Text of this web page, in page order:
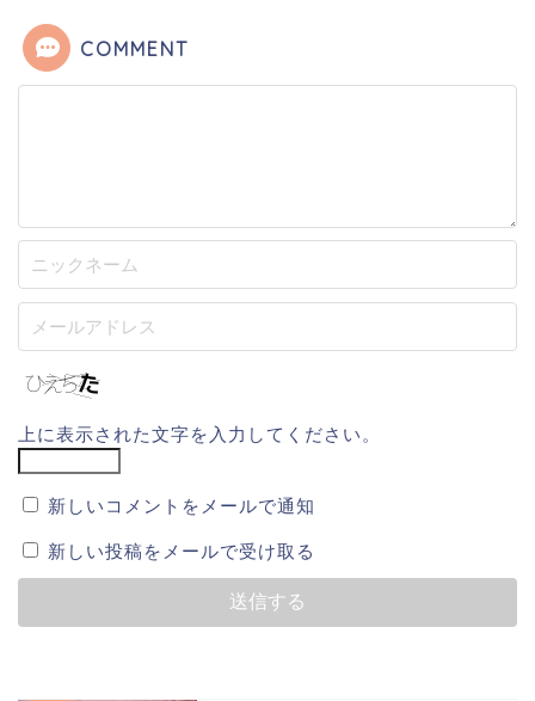
COMMENT
上に表示された文字を入力してください。
新しいコメントをメールで通知
新しい投稿をメールで受け取る